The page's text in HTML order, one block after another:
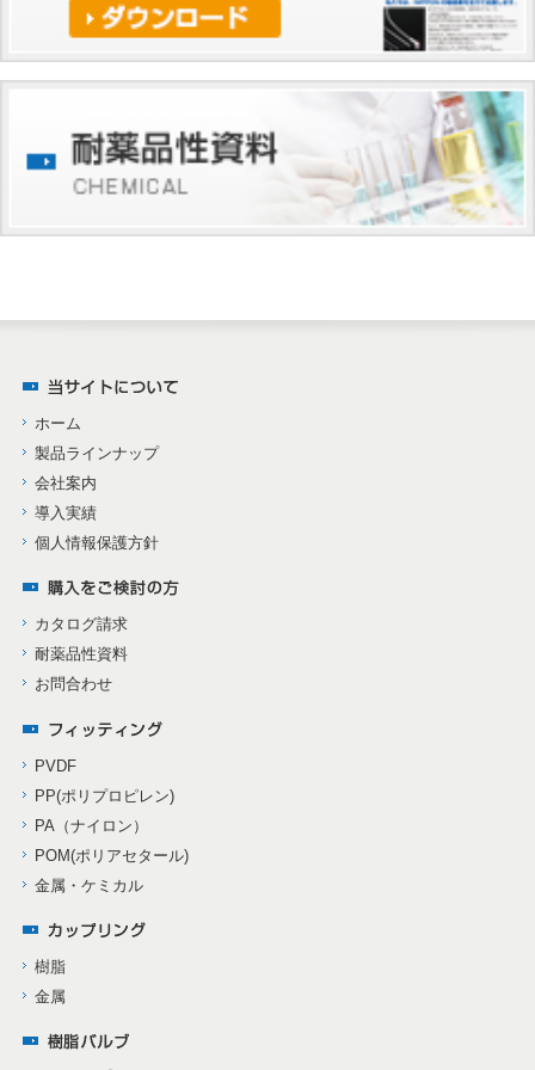
ホーム
製品ラインナップ
会社案内
導入実績
個人情報保護方針
カタログ請求
耐薬品性資料
お問合わせ
PVDF
PP(ポリプロピレン)
PA（ナイロン）
POM(ポリアセタール)
金属・ケミカル
樹脂
金属